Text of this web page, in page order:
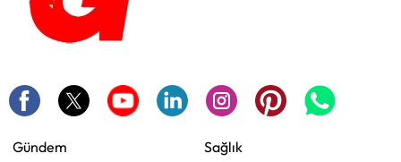
Gündem
Sağlık